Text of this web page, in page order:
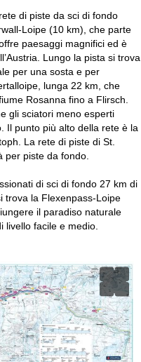
di piste da sci di fondo
Loipe (10 km), che parte
paesaggi magnifici ed è
Lungo la pista si trova
per una sosta e per
lunga 22 km, che
Rosanna fino a Flirsch.
gli sciatori meno esperti
Il punto più alto della rete è la
La rete di piste di St.
per piste da fondo.
di sci di fondo 27 km di
trova la Flexenpass-Loipe
il paradiso naturale
livello facile e medio.